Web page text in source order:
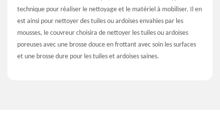
technique pour réaliser le nettoyage et le matériel à mobiliser. Il en
est ainsi pour nettoyer des tuiles ou ardoises envahies par les
mousses, le couvreur choisira de nettoyer les tuiles ou ardoises
poreuses avec une brosse douce en frottant avec soin les surfaces
et une brosse dure pour les tuiles et ardoises saines.